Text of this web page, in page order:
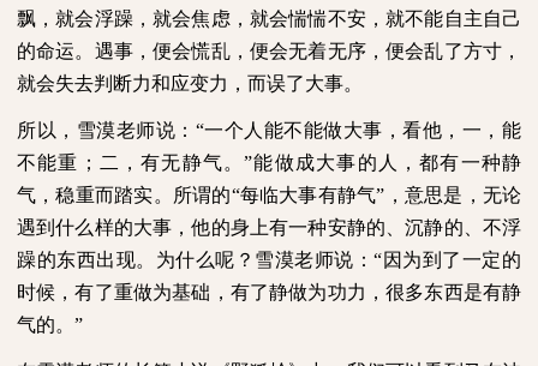
飘，就会浮躁，就会焦虑，就会惴惴不安，就不能自主自己
的命运。遇事，便会慌乱，便会无着无序，便会乱了方寸，
就会失去判断力和应变力，而误了大事。
所以，雪漠老师说：“一个人能不能做大事，看他，一，能
不能重；二，有无静气。”能做成大事的人，都有一种静
气，稳重而踏实。所谓的“每临大事有静气”，意思是，无论
遇到什么样的大事，他的身上有一种安静的、沉静的、不浮
躁的东西出现。为什么呢？雪漠老师说：“因为到了一定的
时候，有了重做为基础，有了静做为功力，很多东西是有静
气的。”